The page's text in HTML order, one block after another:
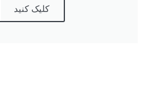
کلیک کنید